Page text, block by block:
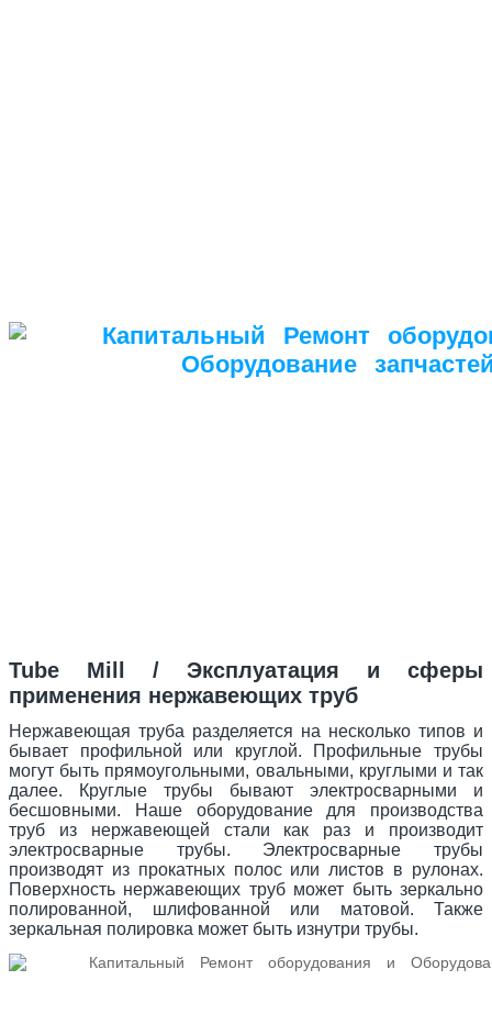
Tube Mill / Эксплуатация и сферы
применения нержавеющих труб
Нержавеющая труба разделяется на несколько типов и
бывает профильной или круглой. Профильные трубы
могут быть прямоугольными, овальными, круглыми и так
далее. Круглые трубы бывают электросварными и
бесшовными. Наше оборудование для производства
труб из нержавеющей стали как раз и производит
электросварные трубы. Электросварные трубы
производят из прокатных полос или листов в рулонах.
Поверхность нержавеющих труб может быть зеркально
полированной, шлифованной или матовой. Также
зеркальная полировка может быть изнутри трубы.